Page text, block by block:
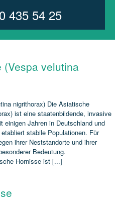
435 54 25
velutina
nigrithorax) Die Asiatische
ist eine staatenbildende, invasive
einigen Jahren in Deutschland und
stabile Populationen. Für
ihrer Neststandorte und ihrer
Bedeutung.
Hornisse ist [...]